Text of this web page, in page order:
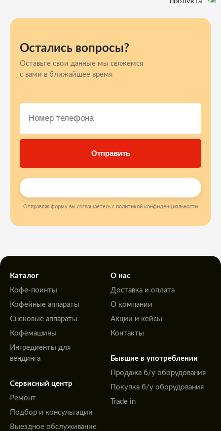
Остались вопросы?
Оставьте свои данные мы свяжемся
с вами в ближайшее время
Отправляя форму вы соглашаетесь с политикой конфиденциальности
Каталог
Кофе-поинты
Кофейные аппараты
Снековые аппараты
Кофемашины
Ингредиенты для
вендинга
Сервисный центр
Ремонт
Подбор и консультации
Выездное обслуживание
О нас
Доставка и оплата
О компании
Акции и кейсы
Контакты
Бывшие в употреблении
Продажа б/у оборудования
Покупка б/у оборудования
Trade in